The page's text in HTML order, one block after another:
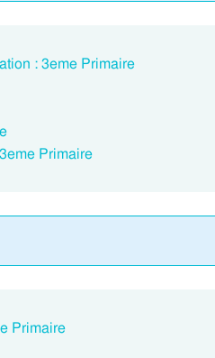
: 3eme Primaire
Primaire
Primaire